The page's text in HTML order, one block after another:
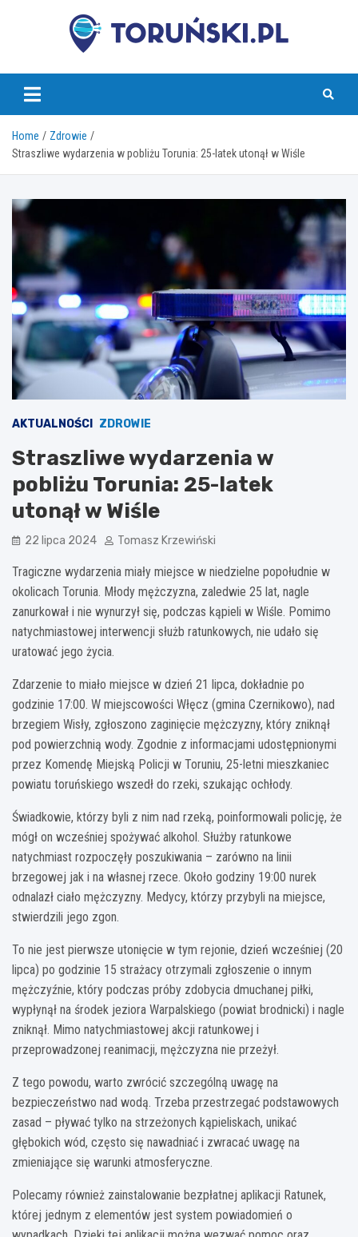
torunski.pl
Home
Zdrowie
Straszliwe wydarzenia w pobliżu Torunia: 25-latek utonął w Wiśle
AKTUALNOŚCI ZDROWIE
Straszliwe wydarzenia w
pobliżu Torunia: 25-latek
utonął w Wiśle
22 lipca 2024 Tomasz Krzewiński
Tragiczne wydarzenia miały miejsce w niedzielne popołudnie w
okolicach Torunia. Młody mężczyzna, zaledwie 25 lat, nagle
zanurkował i nie wynurzył się, podczas kąpieli w Wiśle. Pomimo
natychmiastowej interwencji służb ratunkowych, nie udało się
uratować jego życia.
Zdarzenie to miało miejsce w dzień 21 lipca, dokładnie po
godzinie 17:00. W miejscowości Włęcz (gmina Czernikowo), nad
brzegiem Wisły, zgłoszono zaginięcie mężczyzny, który zniknął
pod powierzchnią wody. Zgodnie z informacjami udostępnionymi
przez Komendę Miejską Policji w Toruniu, 25-letni mieszkaniec
powiatu toruńskiego wszedł do rzeki, szukając ochłody.
Świadkowie, którzy byli z nim nad rzeką, poinformowali policję, że
mógł on wcześniej spożywać alkohol. Służby ratunkowe
natychmiast rozpoczęły poszukiwania – zarówno na linii
brzegowej jak i na własnej rzece. Około godziny 19:00 nurek
odnalazł ciało mężczyzny. Medycy, którzy przybyli na miejsce,
stwierdzili jego zgon.
To nie jest pierwsze utonięcie w tym rejonie, dzień wcześniej (20
lipca) po godzinie 15 strażacy otrzymali zgłoszenie o innym
mężczyźnie, który podczas próby zdobycia dmuchanej piłki,
wypłynął na środek jeziora Warpalskiego (powiat brodnicki) i nagle
zniknął. Mimo natychmiastowej akcji ratunkowej i
przeprowadzonej reanimacji, mężczyzna nie przeżył.
Z tego powodu, warto zwrócić szczególną uwagę na
bezpieczeństwo nad wodą. Trzeba przestrzegać podstawowych
zasad – pływać tylko na strzeżonych kąpieliskach, unikać
głębokich wód, często się nawadniać i zwracać uwagę na
zmieniające się warunki atmosferyczne.
Polecamy również zainstalowanie bezpłatnej aplikacji Ratunek,
której jednym z elementów jest system powiadomień o